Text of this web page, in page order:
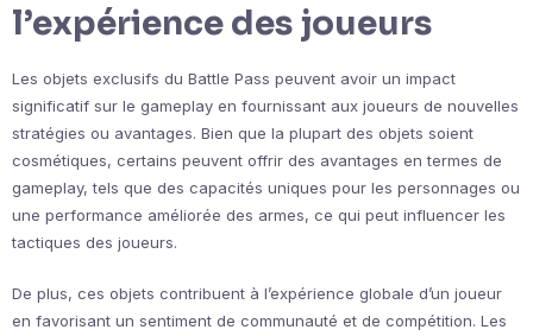
l’expérience des joueurs
Les objets exclusifs du Battle Pass peuvent avoir un impact
significatif sur le gameplay en fournissant aux joueurs de nouvelles
stratégies ou avantages. Bien que la plupart des objets soient
cosmétiques, certains peuvent offrir des avantages en termes de
gameplay, tels que des capacités uniques pour les personnages ou
une performance améliorée des armes, ce qui peut influencer les
tactiques des joueurs.
De plus, ces objets contribuent à l’expérience globale d’un joueur
en favorisant un sentiment de communauté et de compétition. Les